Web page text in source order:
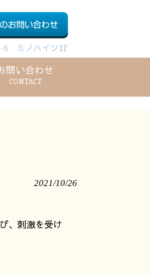
6 ミノハイツ1F
問い合わせ
CONTACT
2021/10/26
、刺激を受け